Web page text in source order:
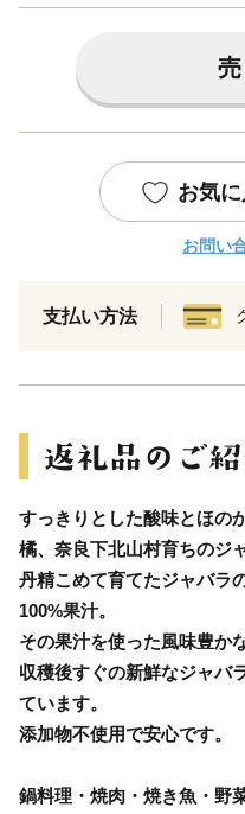
お気
お問い
支払い方法
すっきりとした酸味とほの
橘、奈良下北山村育ちのジ
丹精こめて育てたジャバラ
100%果汁。
その果汁を使った風味豊か
収穫後すぐの新鮮なジャバ
ています。
添加物不使用で安心です。
鍋料理・焼肉・焼き魚・野